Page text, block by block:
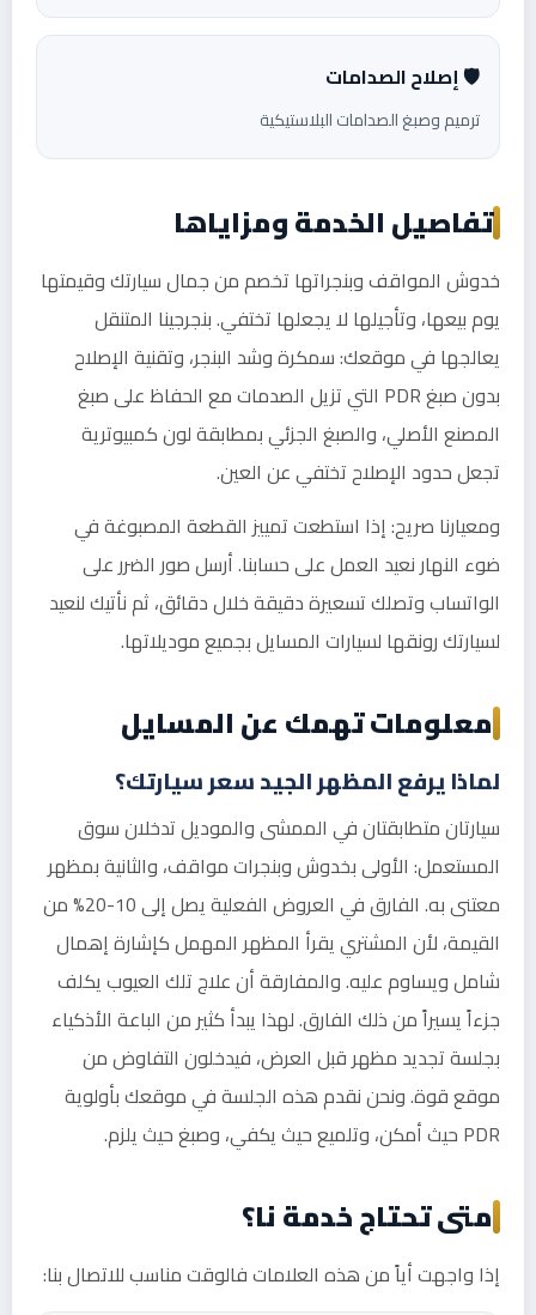
🛡️ إصلاح الصدامات
ترميم وصبغ الصدامات البلاستيكية
تفاصيل الخدمة ومزاياها
خدوش المواقف وبنجراتها تخصم من جمال سيارتك وقيمتها
يوم بيعها، وتأجيلها لا يجعلها تختفي. بنجرجينا المتنقل
يعالجها في موقعك: سمكرة وشد البنجر، وتقنية الإصلاح
بدون صبغ PDR التي تزيل الصدمات مع الحفاظ على صبغ
المصنع الأصلي، والصبغ الجزئي بمطابقة لون كمبيوترية
تجعل حدود الإصلاح تختفي عن العين.
ومعيارنا صريح: إذا استطعت تمييز القطعة المصبوغة في
ضوء النهار نعيد العمل على حسابنا. أرسل صور الضرر على
الواتساب وتصلك تسعيرة دقيقة خلال دقائق، ثم نأتيك لنعيد
لسيارتك رونقها لسيارات المسايل بجميع موديلاتها.
معلومات تهمك عن المسايل
لماذا يرفع المظهر الجيد سعر سيارتك؟
سيارتان متطابقتان في الممشى والموديل تدخلان سوق
المستعمل: الأولى بخدوش وبنجرات مواقف، والثانية بمظهر
معتنى به. الفارق في العروض الفعلية يصل إلى 10-20% من
القيمة، لأن المشتري يقرأ المظهر المهمل كإشارة إهمال
شامل ويساوم عليه. والمفارقة أن علاج تلك العيوب يكلف
جزءاً يسيراً من ذلك الفارق. لهذا يبدأ كثير من الباعة الأذكياء
بجلسة تجديد مظهر قبل العرض، فيدخلون التفاوض من
موقع قوة. ونحن نقدم هذه الجلسة في موقعك بأولوية
PDR حيث أمكن، وتلميع حيث يكفي، وصبغ حيث يلزم.
متى تحتاج خدمة نا؟
إذا واجهت أياً من هذه العلامات فالوقت مناسب للاتصال بنا: